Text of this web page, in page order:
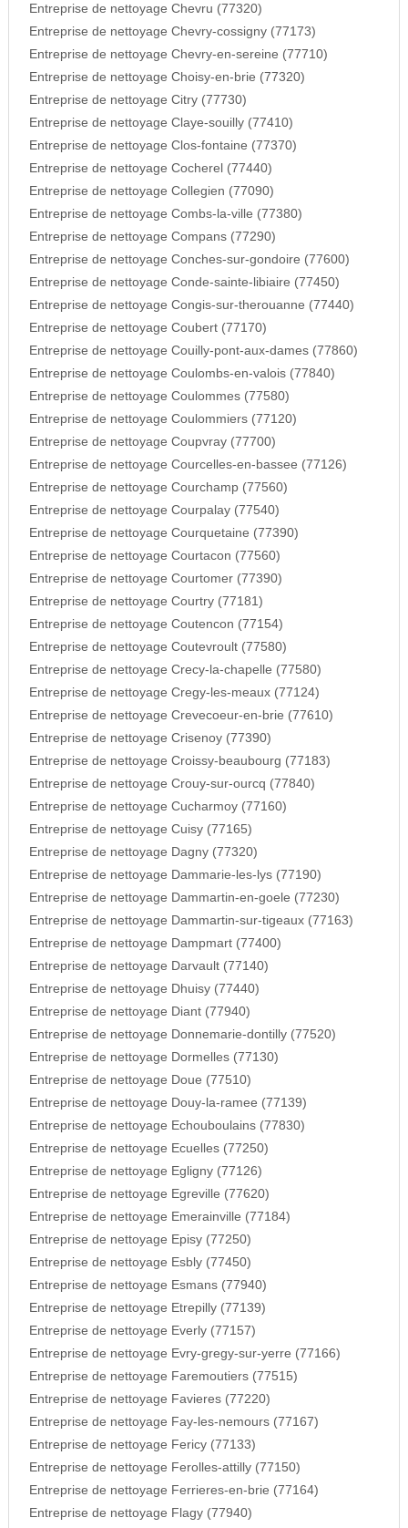
Entreprise de nettoyage Chevru (77320)
Entreprise de nettoyage Chevry-cossigny (77173)
Entreprise de nettoyage Chevry-en-sereine (77710)
Entreprise de nettoyage Choisy-en-brie (77320)
Entreprise de nettoyage Citry (77730)
Entreprise de nettoyage Claye-souilly (77410)
Entreprise de nettoyage Clos-fontaine (77370)
Entreprise de nettoyage Cocherel (77440)
Entreprise de nettoyage Collegien (77090)
Entreprise de nettoyage Combs-la-ville (77380)
Entreprise de nettoyage Compans (77290)
Entreprise de nettoyage Conches-sur-gondoire (77600)
Entreprise de nettoyage Conde-sainte-libiaire (77450)
Entreprise de nettoyage Congis-sur-therouanne (77440)
Entreprise de nettoyage Coubert (77170)
Entreprise de nettoyage Couilly-pont-aux-dames (77860)
Entreprise de nettoyage Coulombs-en-valois (77840)
Entreprise de nettoyage Coulommes (77580)
Entreprise de nettoyage Coulommiers (77120)
Entreprise de nettoyage Coupvray (77700)
Entreprise de nettoyage Courcelles-en-bassee (77126)
Entreprise de nettoyage Courchamp (77560)
Entreprise de nettoyage Courpalay (77540)
Entreprise de nettoyage Courquetaine (77390)
Entreprise de nettoyage Courtacon (77560)
Entreprise de nettoyage Courtomer (77390)
Entreprise de nettoyage Courtry (77181)
Entreprise de nettoyage Coutencon (77154)
Entreprise de nettoyage Coutevroult (77580)
Entreprise de nettoyage Crecy-la-chapelle (77580)
Entreprise de nettoyage Cregy-les-meaux (77124)
Entreprise de nettoyage Crevecoeur-en-brie (77610)
Entreprise de nettoyage Crisenoy (77390)
Entreprise de nettoyage Croissy-beaubourg (77183)
Entreprise de nettoyage Crouy-sur-ourcq (77840)
Entreprise de nettoyage Cucharmoy (77160)
Entreprise de nettoyage Cuisy (77165)
Entreprise de nettoyage Dagny (77320)
Entreprise de nettoyage Dammarie-les-lys (77190)
Entreprise de nettoyage Dammartin-en-goele (77230)
Entreprise de nettoyage Dammartin-sur-tigeaux (77163)
Entreprise de nettoyage Dampmart (77400)
Entreprise de nettoyage Darvault (77140)
Entreprise de nettoyage Dhuisy (77440)
Entreprise de nettoyage Diant (77940)
Entreprise de nettoyage Donnemarie-dontilly (77520)
Entreprise de nettoyage Dormelles (77130)
Entreprise de nettoyage Doue (77510)
Entreprise de nettoyage Douy-la-ramee (77139)
Entreprise de nettoyage Echouboulains (77830)
Entreprise de nettoyage Ecuelles (77250)
Entreprise de nettoyage Egligny (77126)
Entreprise de nettoyage Egreville (77620)
Entreprise de nettoyage Emerainville (77184)
Entreprise de nettoyage Episy (77250)
Entreprise de nettoyage Esbly (77450)
Entreprise de nettoyage Esmans (77940)
Entreprise de nettoyage Etrepilly (77139)
Entreprise de nettoyage Everly (77157)
Entreprise de nettoyage Evry-gregy-sur-yerre (77166)
Entreprise de nettoyage Faremoutiers (77515)
Entreprise de nettoyage Favieres (77220)
Entreprise de nettoyage Fay-les-nemours (77167)
Entreprise de nettoyage Fericy (77133)
Entreprise de nettoyage Ferolles-attilly (77150)
Entreprise de nettoyage Ferrieres-en-brie (77164)
Entreprise de nettoyage Flagy (77940)